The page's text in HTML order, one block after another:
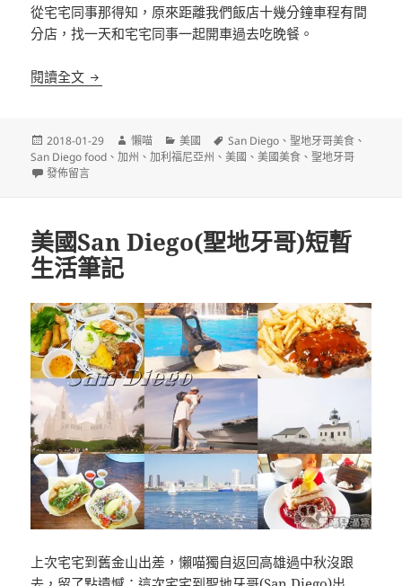
從宅宅同事那得知，原來距離我們飯店十幾分鐘車程有間
分店，找一天和宅宅同事一起開車過去吃晚餐。
閱讀全文 [聖地牙哥]The Boiling Crab San Diego 有名排隊海
發
佈
日
2018-01-29
作
者
懶喵
分
類
美國
標
籤
San Diego 、聖地牙哥美食 、
San Diego food 、加州 、加利福尼亞州 、美國 、美國美食 、聖地牙哥
在〈[聖地牙哥]The Boiling Crab San Diego 有名排隊海鮮餐廳〉
發佈留言
美國San Diego(聖地牙哥)短暫
生活筆記
上次宅宅到舊金山出差，懶喵獨自返回高雄過中秋沒跟